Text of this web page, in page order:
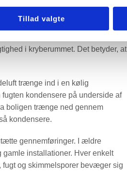
Tillad valgte
huset. Selv når overfladen
i kryberummet. Det betyder, at
trænge ind i en kølig
kondensere på underside af
boligen trænge ned gennem
kondensere.
gennemføringer. I ældre
installationer. Hver enkelt
og skimmelsporer bevæger sig